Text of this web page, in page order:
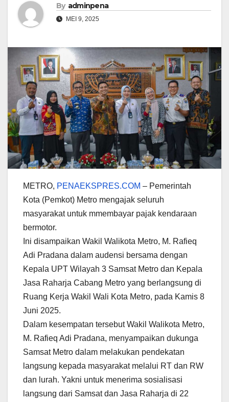
By adminpena
MEI 9, 2025
METRO, PENAEKSPRES.COM – Pemerintah
Kota (Pemkot) Metro mengajak seluruh
masyarakat untuk mmembayar pajak kendaraan
bermotor.
Ini disampaikan Wakil Walikota Metro, M. Rafieq
Adi Pradana dalam audensi bersama dengan
Kepala UPT Wilayah 3 Samsat Metro dan Kepala
Jasa Raharja Cabang Metro yang berlangsung di
Ruang Kerja Wakil Wali Kota Metro, pada Kamis 8
Juni 2025.
Dalam kesempatan tersebut Wakil Walikota Metro,
M. Rafieq Adi Pradana, menyampaikan dukunga
Samsat Metro dalam melakukan pendekatan
langsung kepada masyarakat melalui RT dan RW
dan lurah. Yakni untuk menerima sosialisasi
langsung dari Samsat dan Jasa Raharja di 22